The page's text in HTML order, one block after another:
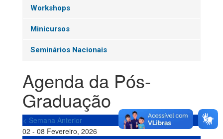
Workshops
Minicursos
Seminários Nacionais
Agenda da Pós-
Graduação
< Semana Anterior
02 - 08 Fevereiro, 2026